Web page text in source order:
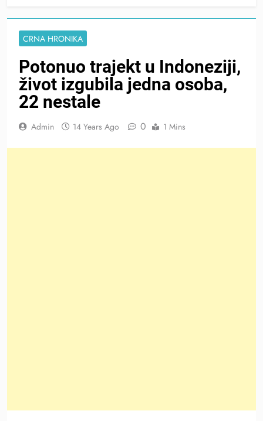
CRNA HRONIKA
Potonuo trajekt u Indoneziji,
život izgubila jedna osoba,
22 nestale
Admin 14 Years Ago 0 1 Mins